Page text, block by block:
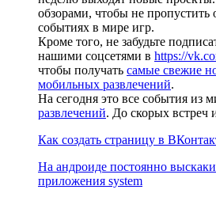
обзорами, чтобы не
событиях в мире игр.
Кроме того, не забудьте
нашими соцсетями в https://
чтобы получать самые свежие
мобильных развлечений.
На сегодня это все события из
развлечений. До скорых встреч
Как создать страницу в
На андроиде постоянно
приложения system